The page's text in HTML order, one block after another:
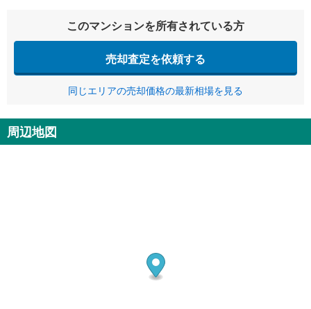
このマンションを所有されている方
売却査定を依頼する
同じエリアの売却価格の最新相場を見る
周辺地図